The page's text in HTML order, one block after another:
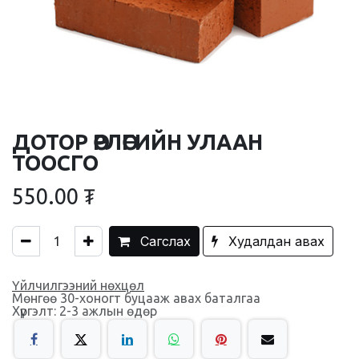
ДОТОР ӨРЛӨГИЙН УЛААН
ТООСГО
550.00 ₮
Сагслах Худалдан авах
Үйлчилгээний нөхцөл
Мөнгөө 30-хоногт буцааж авах баталгаа
Хүргэлт: 2-3 ажлын өдөр